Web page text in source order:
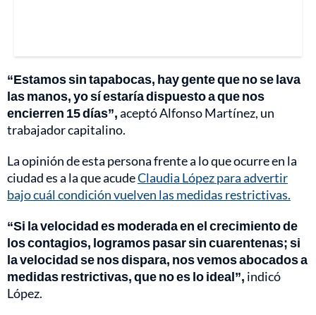
“Estamos sin tapabocas, hay gente que no se lava
las manos, yo sí estaría dispuesto a que nos
encierren 15 días”,aceptó Alfonso Martínez, un
trabajador capitalino.
La opinión de esta persona frente a lo que ocurre en la
ciudad es a la que acudeClaudia López para advertir
bajo cuál condición vuelven las medidas restrictivas.
“Si la velocidad es moderada en el crecimiento de
los contagios, logramos pasar sin cuarentenas; si
la velocidad se nos dispara, nos vemos abocados a
medidas restrictivas, que no es lo ideal”, indicó
López.